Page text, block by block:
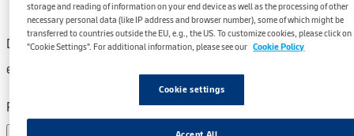
Dieser Inhalt ist passwortgeschützt. Bitte gib unten das Passwort
ein, um ihn anzeigen zu können.
Passwort:
storage and reading of information on your end device as well as the processing of other
necessary personal data (like IP address and browser number), some of which might be
transferred to countries outside the EU, e.g., the US. To customize cookies, please click on
"Cookie Settings". For additional information, please see our Cookie Policy
Cookie settings